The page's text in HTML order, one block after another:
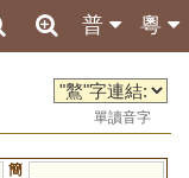
粵
普
單讀音字
簡